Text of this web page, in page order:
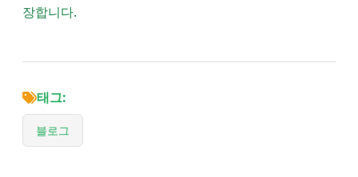
장합니다.
태그:
블로그